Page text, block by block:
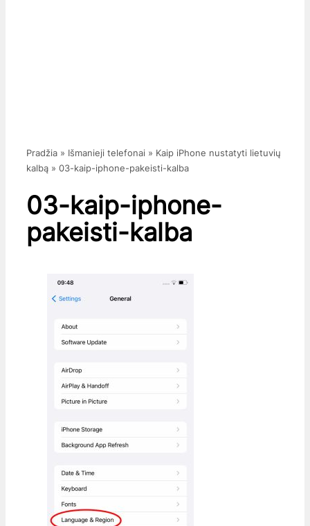
Pradžia » Išmanieji telefonai » Kaip iPhone nustatyti lietuvių
kalbą » 03-kaip-iphone-pakeisti-kalba
03-kaip-iphone-
pakeisti-kalba